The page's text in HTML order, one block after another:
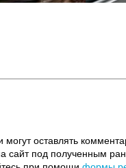
оставлять
сайт под полученным